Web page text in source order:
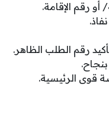
أو رقم الإقامة.
رقم الطلب الظاهر.
قوى الرئيسية.